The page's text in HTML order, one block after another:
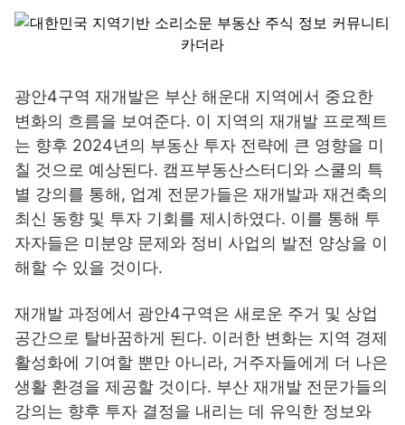
광안4구역 재개발은 부산 해운대 지역에서 중요한
변화의 흐름을 보여준다. 이 지역의 재개발 프로젝트
는 향후 2024년의 부동산 투자 전략에 큰 영향을 미
칠 것으로 예상된다. 캠프부동산스터디와 스쿨의 특
별 강의를 통해, 업계 전문가들은 재개발과 재건축의
최신 동향 및 투자 기회를 제시하였다. 이를 통해 투
자자들은 미분양 문제와 정비 사업의 발전 양상을 이
해할 수 있을 것이다.
재개발 과정에서 광안4구역은 새로운 주거 및 상업
공간으로 탈바꿈하게 된다. 이러한 변화는 지역 경제
활성화에 기여할 뿐만 아니라, 거주자들에게 더 나은
생활 환경을 제공할 것이다. 부산 재개발 전문가들의
강의는 향후 투자 결정을 내리는 데 유익한 정보와